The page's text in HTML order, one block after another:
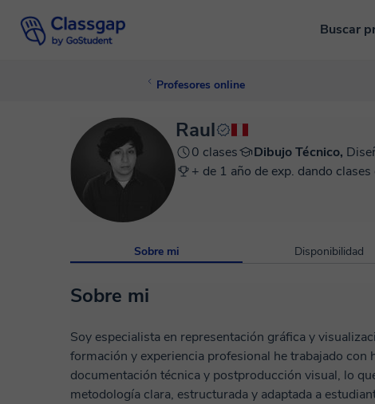
Buscar
Profesores online
Raul
0 clases Dibujo Técnico,
+ de 1 año de exp. dando
Sobre mi Disponibilidad
Sobre mi
Soy especialista en representación gráfica y
formación y experiencia profesional he trabajado con
documentación técnica y postproducción visual, lo
metodología clara, estructurada y adaptada a